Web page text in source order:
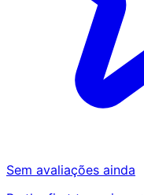
Sem avaliações ainda